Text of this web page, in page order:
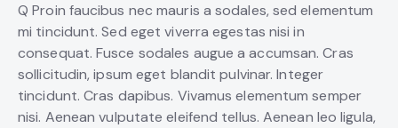
Q Proin faucibus nec mauris a sodales, sed elementum
mi tincidunt. Sed eget viverra egestas nisi in
consequat. Fusce sodales augue a accumsan. Cras
sollicitudin, ipsum eget blandit pulvinar. Integer
tincidunt. Cras dapibus. Vivamus elementum semper
nisi. Aenean vulputate eleifend tellus. Aenean leo ligula,